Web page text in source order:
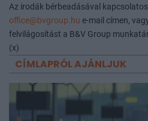
Az irodák bérbeadásával
office@bvgroup.hu e-mail címen,
felvilágosítást a B&V Group
(x)
CÍMLAPRÓL AJÁNLJUK